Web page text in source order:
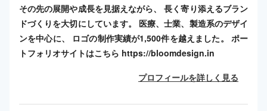
その先の展開や成長を見据えながら、 長く寄り添えるブラン
ドづくりを大切にしています。 医療、士業、製造系のデザイ
ンを中心に、 ロゴの制作実績が1,500件を越えました。 ポー
トフォリオサイトはこちら https://bloomdesign.in
プロフィールを詳しく見る